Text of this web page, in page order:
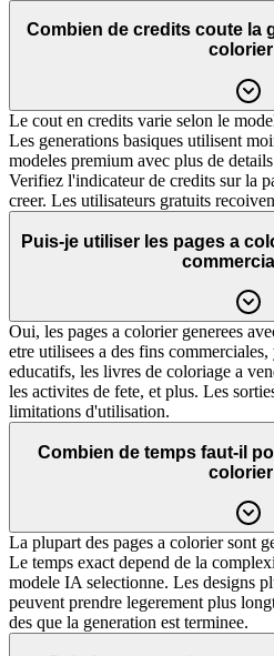
Combien de credits coute la
Le cout en credits varie selon le
Les generations basiques utilisent
modeles premium avec plus de
Verifiez l'indicateur de credits sur la
creer. Les utilisateurs gratuits
Puis-je utiliser les pages a
Oui, les pages a colorier generees
etre utilisees a des fins
educatifs, les livres de coloriage a
les activites de fete, et plus. Les
limitations d'utilisation.
Combien de temps faut-il
La plupart des pages a colorier sont
Le temps exact depend de la
modele IA selectionne. Les designs
peuvent prendre legerement plus
des que la generation est terminee.